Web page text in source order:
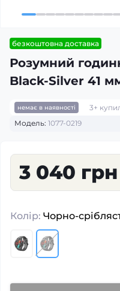
безкоштовна доставка
Розумний
Black-Silver 41
немає в наявності 3+
Модель: 1077-0219
3 040 грн
Колір: Чорно-